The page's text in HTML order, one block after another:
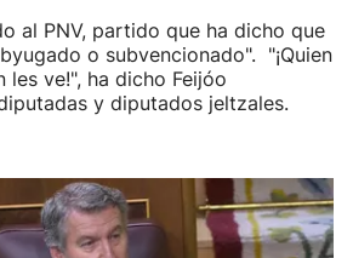
al PNV, partido que ha dicho que
o subvencionado". "¡Quien
les ve!", ha dicho Feijóo
y diputados jeltzales.